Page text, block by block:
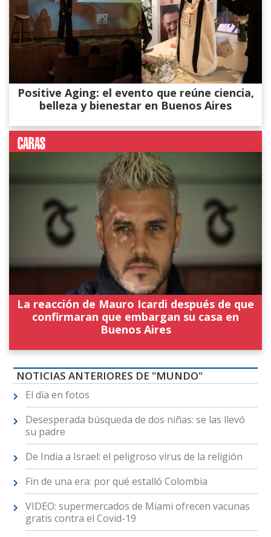
Positive Aging: el evento que reúne ciencia,
belleza y bienestar en Buenos Aires
La reacción de Mauro Icardi después de que
confirmaran que embargan su casa en
Buenos Aires
NOTICIAS ANTERIORES DE "MUNDO"
El día en fotos
Desesperada búsqueda de dos niñas: se las llevó
su padre
De India a Israel: el peligroso virus de la religión
Fin de una era: por qué estalló Colombia
VIDEO: supermercados de Miami ofrecen vacunas
gratis contra el Covid-19